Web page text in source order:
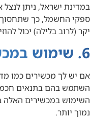
במדינת ישראל, ניתן
ספקי החשמל, כך
יקר (לרוב בלילה) יכול
6. שימוש במכשירים בתנאי חיסכון
אם יש לך מכשירים כמו
השתמש בהם בתנאים
השימוש במכשירים האלה
נמוך יותר.